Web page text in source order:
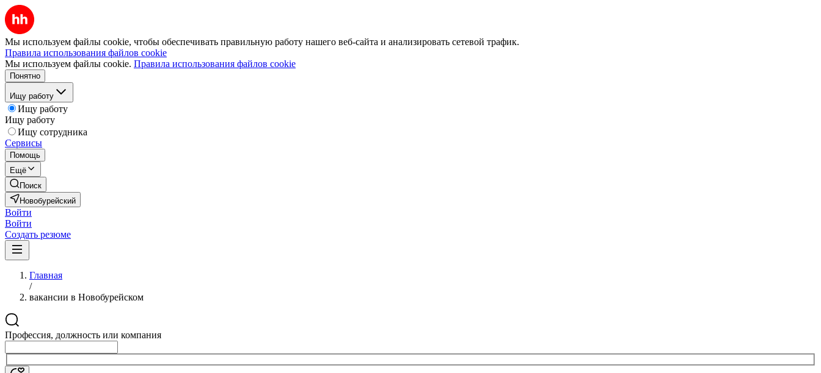
Мы используем файлы cookie, чтобы обеспечивать правильную работу нашего веб-сайта и анализировать сетевой трафик.
Правила использования файлов cookie
Мы используем файлы cookie. Правила использования файлов cookie
Понятно
Ищу работу
Ищу работу
Ищу работу
Ищу сотрудника
Сервисы
Помощь
Ещё
Поиск
Новобурейский
Войти
Войти
Создать резюме
Главная
/
вакансии в Новобурейском
Профессия, должность или компания